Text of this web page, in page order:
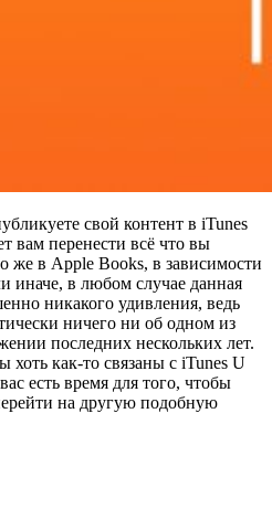
свой контент в iTunes
вам перенести всё что вы
же в Apple Books, в зависимости
иначе, в любом случае данная
никакого удивления, ведь
ничего ни об одном из
последних нескольких лет.
хоть как-то связаны с iTunes U
есть время для того, чтобы
на другую подобную